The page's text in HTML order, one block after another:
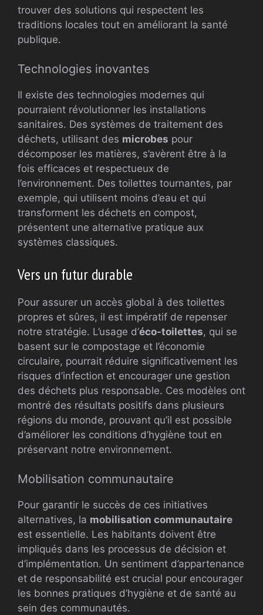
trouver des solutions qui respectent les
traditions locales tout en améliorant la santé
publique.
Technologies inovantes
Il existe des technologies modernes qui
pourraient révolutionner les installations
sanitaires. Des systèmes de traitement des
déchets, utilisant des microbes pour
décomposer les matières, s’avèrent être à la
fois efficaces et respectueux de
l’environnement. Des toilettes tournantes, par
exemple, qui utilisent moins d’eau et qui
transforment les déchets en compost,
présentent une alternative pratique aux
systèmes classiques.
Vers un futur durable
Pour assurer un accès global à des toilettes
propres et sûres, il est impératif de repenser
notre stratégie. L’usage d’éco-toilettes, qui se
basent sur le compostage et l’économie
circulaire, pourrait réduire significativement les
risques d’infection et encourager une gestion
des déchets plus responsable. Ces modèles ont
montré des résultats positifs dans plusieurs
régions du monde, prouvant qu’il est possible
d’améliorer les conditions d’hygiène tout en
préservant notre environnement.
Mobilisation communautaire
Pour garantir le succès de ces initiatives
alternatives, la mobilisation communautaire
est essentielle. Les habitants doivent être
impliqués dans les processus de décision et
d’implémentation. Un sentiment d’appartenance
et de responsabilité est crucial pour encourager
les bonnes pratiques d’hygiène et de santé au
sein des communautés.